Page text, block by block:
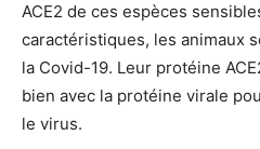
ACE2 de ces espèces
caractéristiques, les animaux
la Covid-19. Leur protéine
bien avec la protéine virale
le virus.